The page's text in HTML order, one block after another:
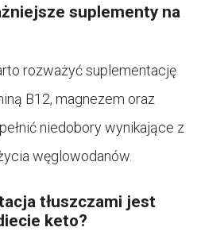
suplementy na
rozważyć suplementację
B12, magnezem oraz
niedobory wynikające z
węglowodanów.
tłuszczami jest
keto?